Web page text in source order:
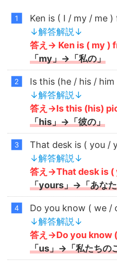
Ken is ( I / my / me )
↓解答解説↓
答え→ Ken is ( my )
「my」→「私の」
Is this (he / his /
↓解答解説↓
答え→Is this (his)
「his」→「彼の」
That desk is ( you /
↓解答解説↓
答え→That desk is (
「yours」→「あな
Do you know ( we /
↓解答解説↓
答え→Do you know (
「us」→「私たちの